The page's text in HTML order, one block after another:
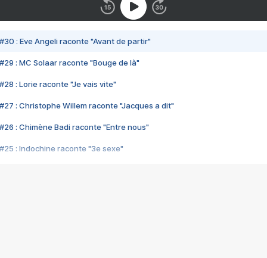
#30 : Eve Angeli raconte "Avant de partir"
#29 : MC Solaar raconte "Bouge de là"
#28 : Lorie raconte "Je vais vite"
#27 : Christophe Willem raconte "Jacques a dit"
#26 : Chimène Badi raconte "Entre nous"
#25 : Indochine raconte "3e sexe"